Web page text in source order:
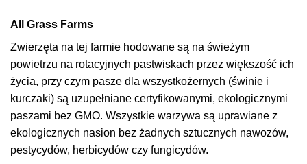
All Grass Farms
Zwierzęta na tej farmie hodowane są na świeżym
powietrzu na rotacyjnych pastwiskach przez większość ich
życia, przy czym pasze dla wszystkożernych (świnie i
kurczaki) są uzupełniane certyfikowanymi, ekologicznymi
paszami bez GMO. Wszystkie warzywa są uprawiane z
ekologicznych nasion bez żadnych sztucznych nawozów,
pestycydów, herbicydów czy fungicydów.